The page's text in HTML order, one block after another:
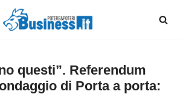
questi”. Referendum
di Porta a porta: